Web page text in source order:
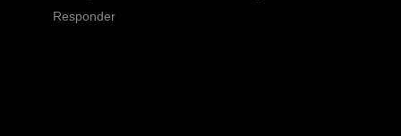
Responder